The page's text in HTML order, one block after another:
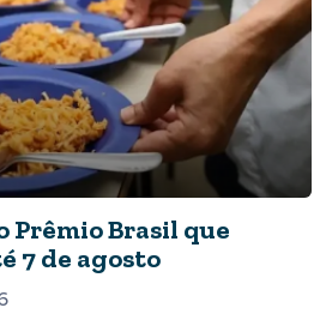
Prêmio Brasil que
7 de agosto